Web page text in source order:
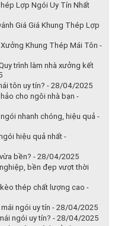
Lợp Ngói Uy Tín Nhất
Giá Giá Khung Thép Lợp
Khung Thép Mái Tôn -
trình làm nhà xưởng kết
tôn uy tín? - 28/04/2025
cho ngôi nhà bạn -
nhanh chóng, hiệu quả -
hiệu quả nhất -
bền? - 28/04/2025
bền đẹp vượt thời
thép chất lượng cao -
ngói uy tín - 28/04/2025
ngói uy tín? - 28/04/2025